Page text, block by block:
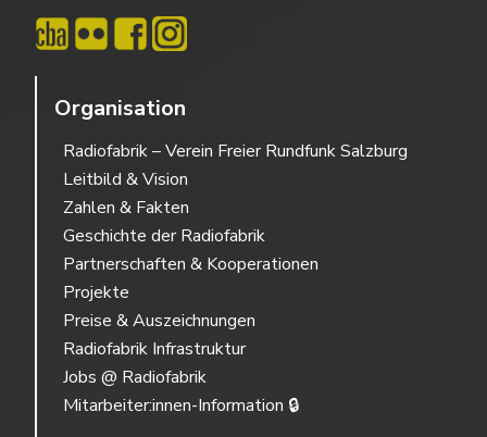
Organisation
Radiofabrik – Verein Freier Rundfunk Salzburg
Leitbild & Vision
Zahlen & Fakten
Geschichte der Radiofabrik
Partnerschaften & Kooperationen
Projekte
Preise & Auszeichnungen
Radiofabrik Infrastruktur
Jobs @ Radiofabrik
Mitarbeiter:innen-Information 🔒